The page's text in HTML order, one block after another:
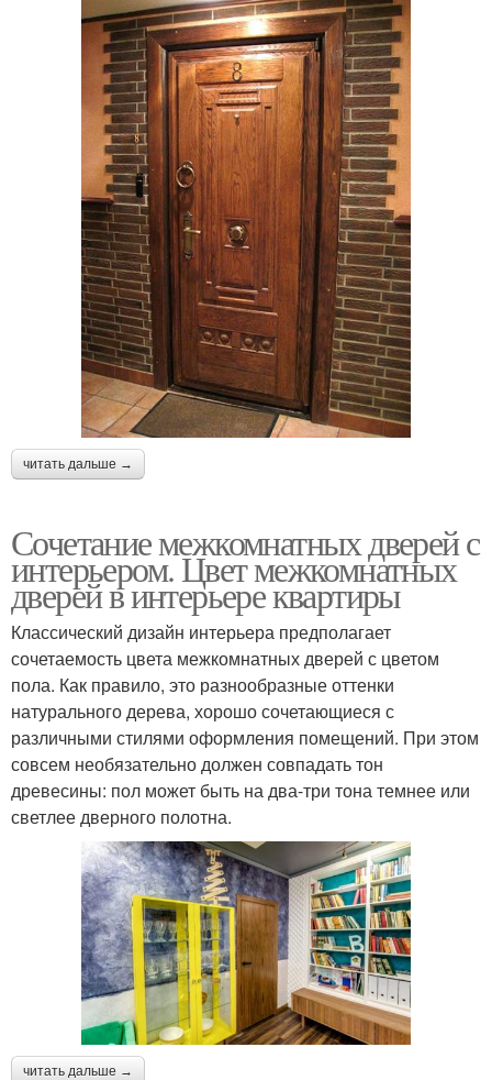
читать дальше →
Сочетание межкомнатных дверей с
интерьером. Цвет межкомнатных
дверей в интерьере квартиры
Классический дизайн интерьера предполагает
сочетаемость цвета межкомнатных дверей с цветом
пола. Как правило, это разнообразные оттенки
натурального дерева, хорошо сочетающиеся с
различными стилями оформления помещений. При этом
совсем необязательно должен совпадать тон
древесины: пол может быть на два-три тона темнее или
светлее дверного полотна.
читать дальше →